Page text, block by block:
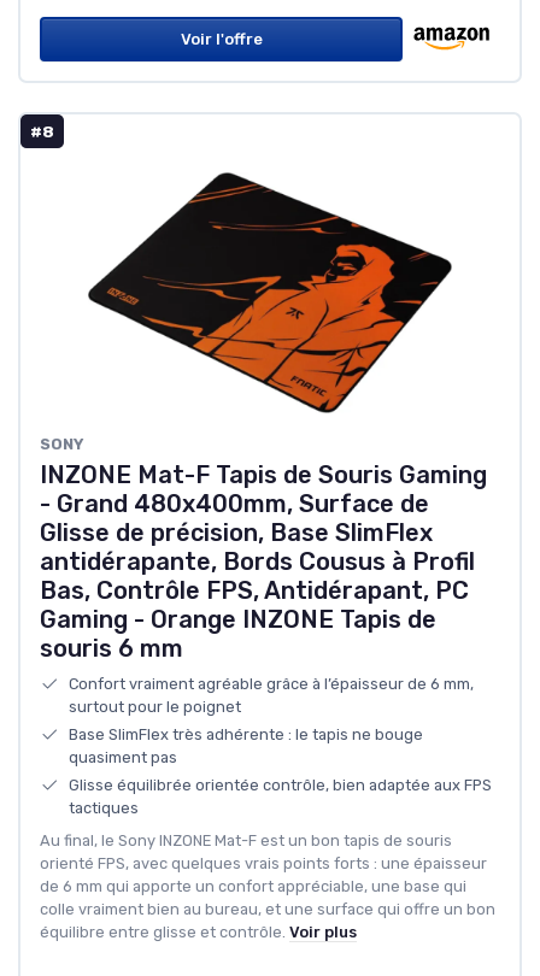
Voir l'offre
#8
SONY
INZONE Mat-F Tapis de Souris Gaming
- Grand 480x400mm, Surface de
Glisse de précision, Base SlimFlex
antidérapante, Bords Cousus à Profil
Bas, Contrôle FPS, Antidérapant, PC
Gaming - Orange INZONE Tapis de
souris 6 mm
Confort vraiment agréable grâce à l’épaisseur de 6 mm,
surtout pour le poignet
Base SlimFlex très adhérente : le tapis ne bouge
quasiment pas
Glisse équilibrée orientée contrôle, bien adaptée aux FPS
tactiques
Au final, le Sony INZONE Mat-F est un bon tapis de souris
orienté FPS, avec quelques vrais points forts : une épaisseur
de 6 mm qui apporte un confort appréciable, une base qui
colle vraiment bien au bureau, et une surface qui offre un bon
équilibre entre glisse et contrôle. Voir plus